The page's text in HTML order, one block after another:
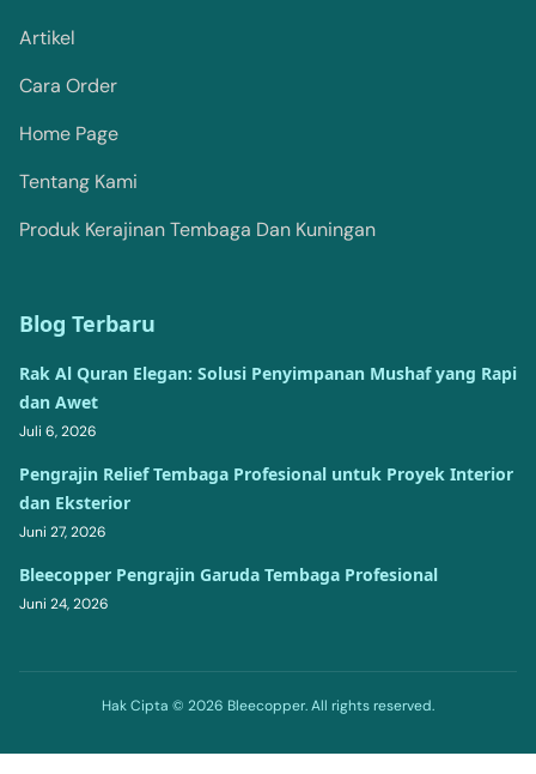
Artikel
Cara Order
Home Page
Tentang Kami
Produk Kerajinan Tembaga Dan Kuningan
Blog Terbaru
Rak Al Quran Elegan: Solusi Penyimpanan Mushaf yang Rapi
dan Awet
Juli 6, 2026
Pengrajin Relief Tembaga Profesional untuk Proyek Interior
dan Eksterior
Juni 27, 2026
Bleecopper Pengrajin Garuda Tembaga Profesional
Juni 24, 2026
Hak Cipta © 2026 Bleecopper. All rights reserved.